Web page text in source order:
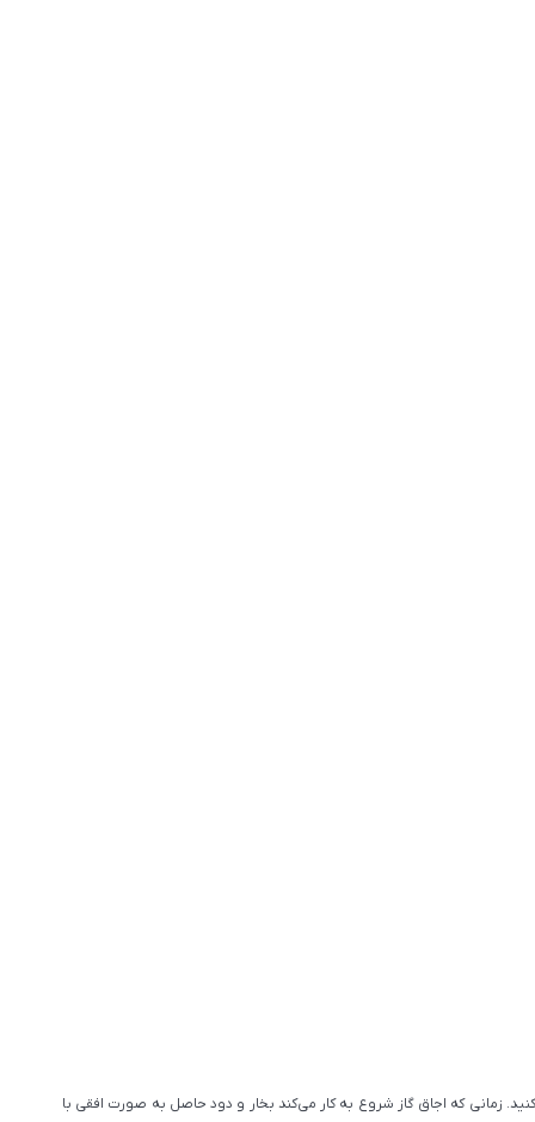
زمانی که اجاق گاز شروع به کار می‌کند بخار و دود حاصل به صورت افقی با